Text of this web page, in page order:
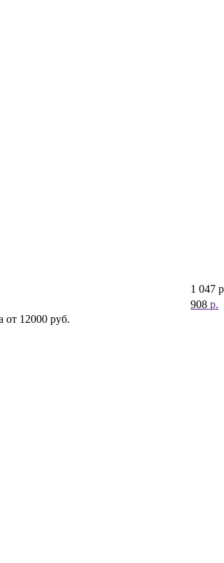
1 047
908 р.
от 12000 руб.